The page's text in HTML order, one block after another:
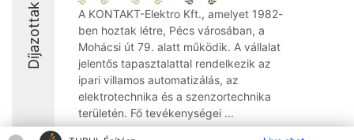
Díjazottak
A KONTAKT-Elektro Kft., amelyet 1982-
ben hoztak létre, Pécs városában, a
Mohácsi út 79. alatt működik. A vállalat
jelentős tapasztalattal rendelkezik az
ipari villamos automatizálás, az
elektrotechnika és a szenzortechnika
területén. Fő tevékenységei ...